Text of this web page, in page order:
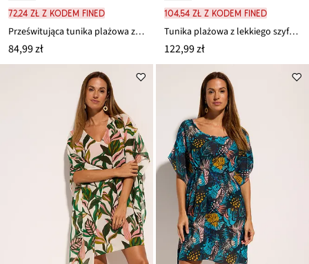
72,24 zł z kodem FINED
Prześwitująca tunika plażowa z wiskozy
84,99 zł
104,54 zł z kodem FINED
Tunika plażowa z lekkiego szyfonu
122,99 zł